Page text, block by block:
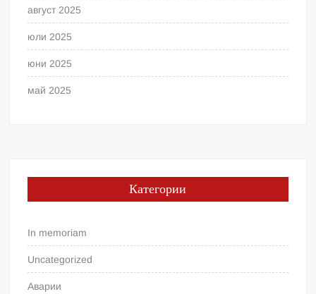
август 2025
юли 2025
юни 2025
май 2025
Категории
In memoriam
Uncategorized
Аварии